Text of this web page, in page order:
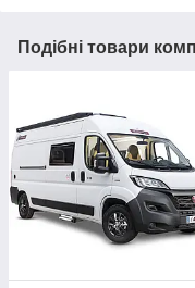
Подібні товари